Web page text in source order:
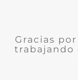
Gracias
trabajando